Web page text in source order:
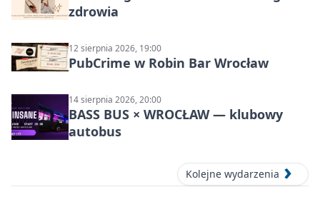
zdrowia
12 sierpnia 2026, 19:00
PubCrime w Robin Bar Wrocław
14 sierpnia 2026, 20:00
BASS BUS × WROCŁAW — klubowy
autobus
Kolejne wydarzenia